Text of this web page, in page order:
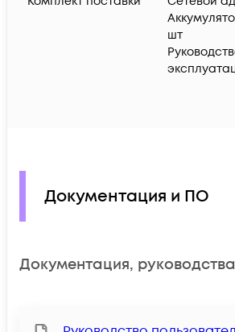
шт
Документация и ПО
Документация,